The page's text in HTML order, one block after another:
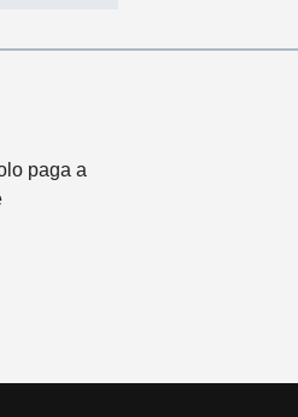
paga a